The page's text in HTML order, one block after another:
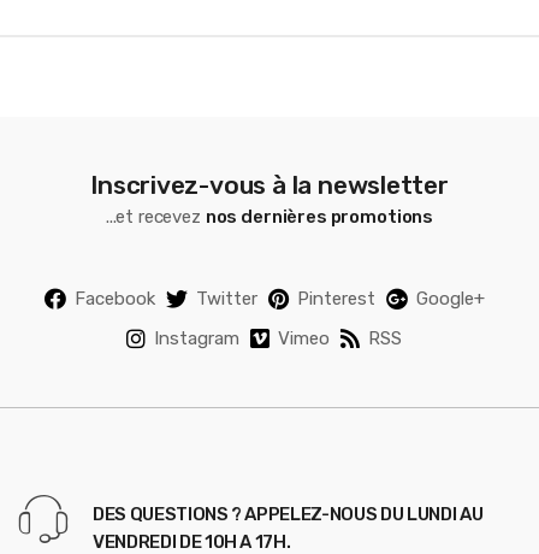
Inscrivez-vous à la newsletter
...et recevez nos dernières promotions
Facebook Twitter Pinterest
Google+
Instagram
Vimeo RSS
DES QUESTIONS ? APPELEZ-NOUS DU LUNDI AU
VENDREDI DE 10H A 17H.